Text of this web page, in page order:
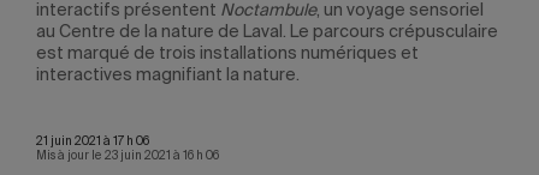
interactifs présentent Noctambule, un voyage sensoriel
au Centre de la nature de Laval. Le parcours crépusculaire
est marqué de trois installations numériques et
interactives magnifiant la nature.
21 juin 2021 à 17 h 06
Mis à jour le 23 juin 2021 à 16 h 06